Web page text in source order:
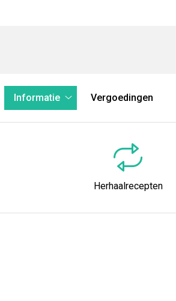
Informatie
Informatie
submenu
Vergoedingen
Herhaalrecepten